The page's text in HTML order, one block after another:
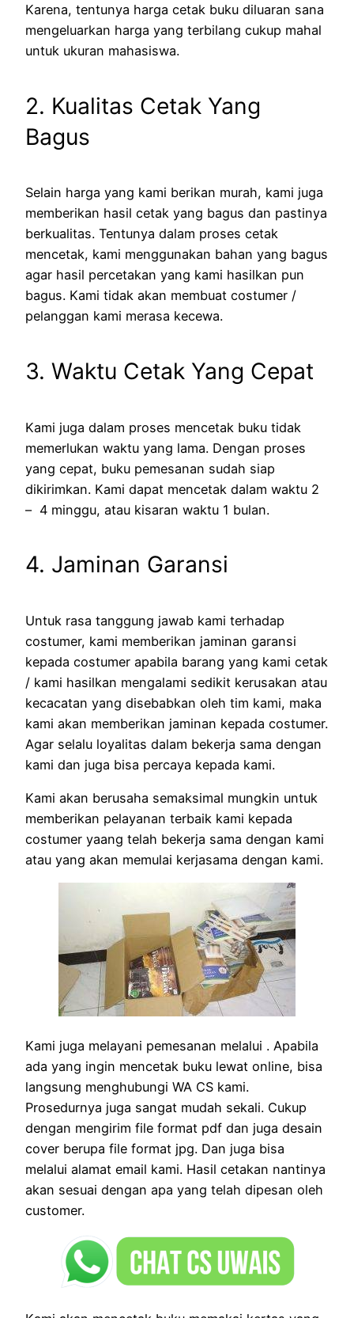
Karena, tentunya harga cetak buku diluaran sana
mengeluarkan harga yang terbilang cukup mahal
untuk ukuran mahasiswa.
2. Kualitas Cetak Yang
Bagus
Selain harga yang kami berikan murah, kami juga
memberikan hasil cetak yang bagus dan pastinya
berkualitas. Tentunya dalam proses cetak
mencetak, kami menggunakan bahan yang bagus
agar hasil percetakan yang kami hasilkan pun
bagus. Kami tidak akan membuat costumer /
pelanggan kami merasa kecewa.
3. Waktu Cetak Yang Cepat
Kami juga dalam proses mencetak buku tidak
memerlukan waktu yang lama. Dengan proses
yang cepat, buku pemesanan sudah siap
dikirimkan. Kami dapat mencetak dalam waktu 2
– 4 minggu, atau kisaran waktu 1 bulan.
4. Jaminan Garansi
Untuk rasa tanggung jawab kami terhadap
costumer, kami memberikan jaminan garansi
kepada costumer apabila barang yang kami cetak
/ kami hasilkan mengalami sedikit kerusakan atau
kecacatan yang disebabkan oleh tim kami, maka
kami akan memberikan jaminan kepada costumer.
Agar selalu loyalitas dalam bekerja sama dengan
kami dan juga bisa percaya kepada kami.
Kami akan berusaha semaksimal mungkin untuk
memberikan pelayanan terbaik kami kepada
costumer yaang telah bekerja sama dengan kami
atau yang akan memulai kerjasama dengan kami.
Kami juga melayani pemesanan melalui . Apabila
ada yang ingin mencetak buku lewat online, bisa
langsung menghubungi WA CS kami.
Prosedurnya juga sangat mudah sekali. Cukup
dengan mengirim file format pdf dan juga desain
cover berupa file format jpg. Dan juga bisa
melalui alamat email kami. Hasil cetakan nantinya
akan sesuai dengan apa yang telah dipesan oleh
customer.